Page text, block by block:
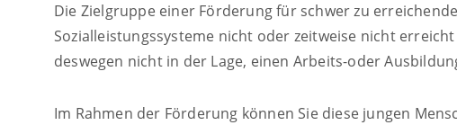
Die Zielgruppe einer Förderung für schwer zu
Sozialleistungssysteme nicht oder zeitweise nicht
deswegen nicht in der Lage, einen Arbeits-oder
Im Rahmen der Förderung können Sie diese jungen